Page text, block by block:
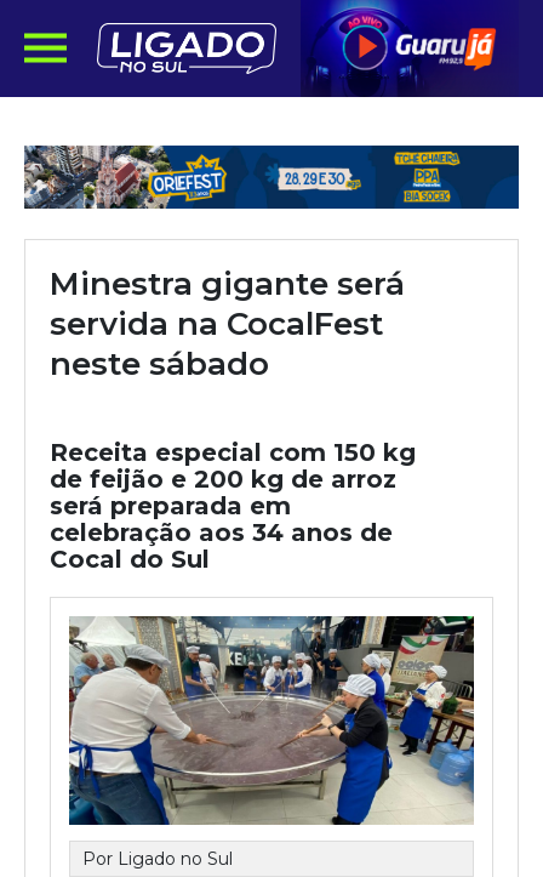
Minestra gigante será
servida na CocalFest
neste sábado
Receita especial com 150 kg
de feijão e 200 kg de arroz
será preparada em
celebração aos 34 anos de
Cocal do Sul
Por Ligado no Sul